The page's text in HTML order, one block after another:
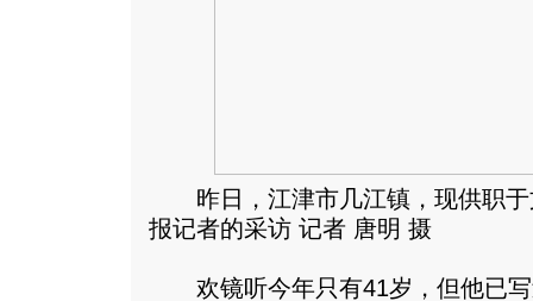
昨日，江津市几江镇，现供职于
报记者的采访 记者 唐明 摄
欢镜听今年只有41岁，但他已写